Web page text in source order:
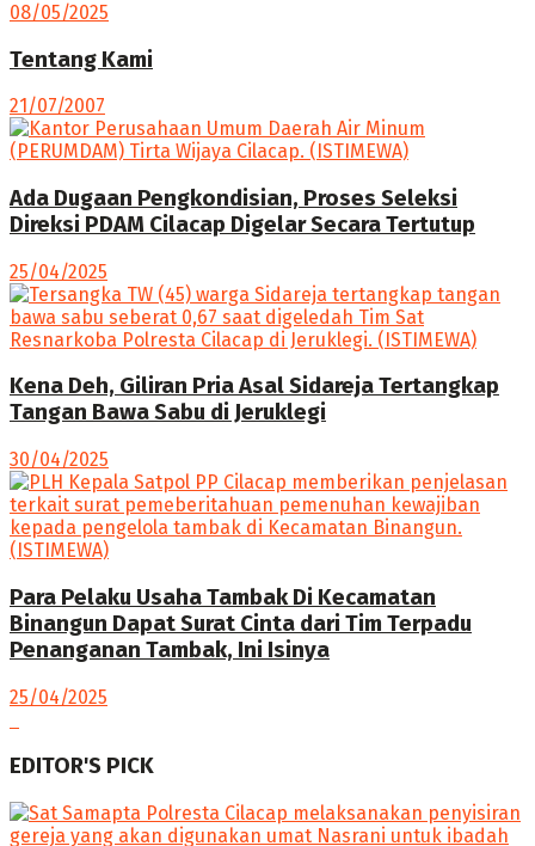
08/05/2025
Tentang Kami
21/07/2007
Ada Dugaan Pengkondisian, Proses Seleksi
Direksi PDAM Cilacap Digelar Secara Tertutup
25/04/2025
Kena Deh, Giliran Pria Asal Sidareja Tertangkap
Tangan Bawa Sabu di Jeruklegi
30/04/2025
Para Pelaku Usaha Tambak Di Kecamatan
Binangun Dapat Surat Cinta dari Tim Terpadu
Penanganan Tambak, Ini Isinya
25/04/2025
EDITOR'S PICK